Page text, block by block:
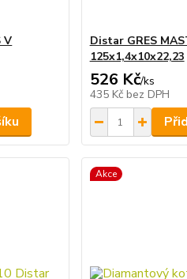
V
Distar GRES
125x1,4x10x22,23
526 Kč/ks
435 Kč bez DPH
Akce